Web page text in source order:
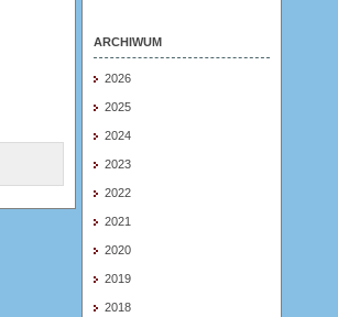
ARCHIWUM
2026
2025
2024
2023
2022
2021
2020
2019
2018